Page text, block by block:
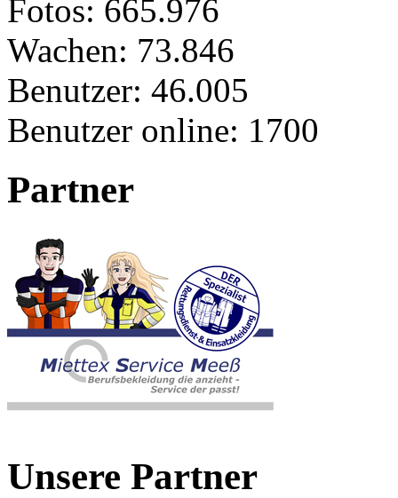
Fotos: 665.976
Wachen: 73.846
Benutzer: 46.005
Benutzer online: 1700
Partner
Unsere Partner